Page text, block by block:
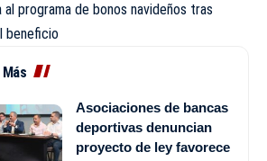
al programa de bonos navideños tras
beneficio
Asociaciones de bancas
deportivas denuncian
proyecto de ley favorece